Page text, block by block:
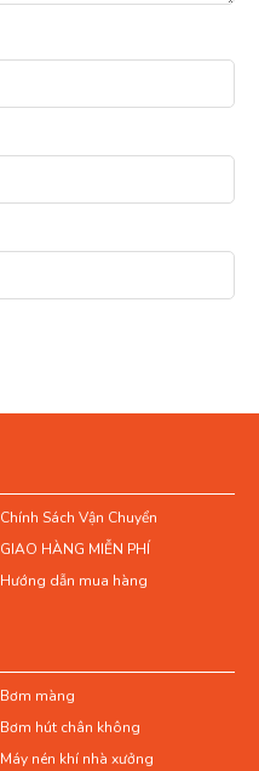
Chính Sách Vận Chuyển
GIAO HÀNG MIỄN PHÍ
Hướng dẫn mua hàng
Bơm màng
Bơm hút chân không
Máy nén khí nhà xưởng